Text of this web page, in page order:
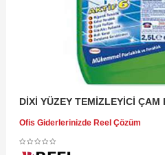
DİXİ YÜZEY TEMİZLEYİCİ ÇAM
Ofis Giderlerinizde Reel Çözüm